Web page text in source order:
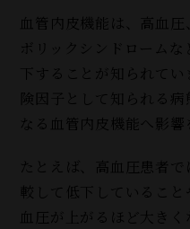
血管内皮機能は、高血
ボリックシンドローム
下することが知られて
険因子として知られる
なる血管内皮機能へ影響
たとえば、高血圧患者
較して低下しているこ
血圧が上がるほど大き